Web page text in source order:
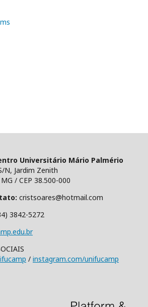
Universitário Mário Palmério
N, Jardim Zenith
/ CEP 38.500-000
cristsoares@hotmail.com
3842-5272
/ instagram.com/unifucamp